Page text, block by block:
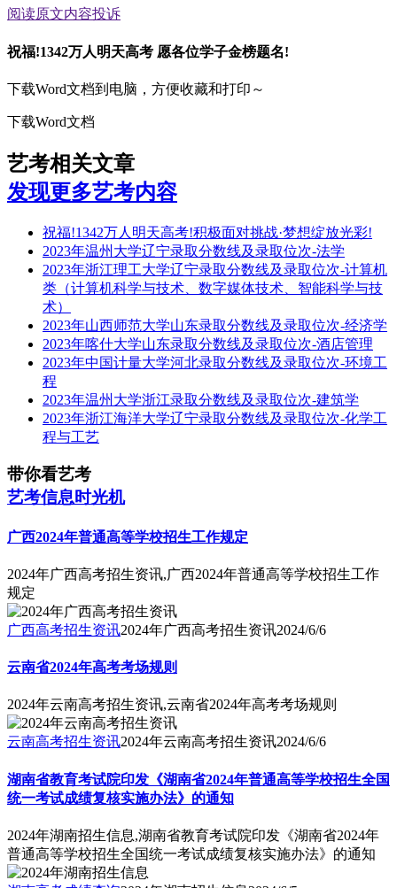
阅读原文内容投诉
祝福!1342万人明天高考 愿各位学子金榜题名!
下载Word文档到电脑，方便收藏和打印～
下载Word文档
艺考相关文章
发现更多艺考内容
祝福!1342万人明天高考!积极面对挑战·梦想绽放光彩!
2023年温州大学辽宁录取分数线及录取位次-法学
2023年浙江理工大学辽宁录取分数线及录取位次-计算机
类（计算机科学与技术、数字媒体技术、智能科学与技
术）
2023年山西师范大学山东录取分数线及录取位次-经济学
2023年喀什大学山东录取分数线及录取位次-酒店管理
2023年中国计量大学河北录取分数线及录取位次-环境工
程
2023年温州大学浙江录取分数线及录取位次-建筑学
2023年浙江海洋大学辽宁录取分数线及录取位次-化学工
程与工艺
带你看艺考
艺考信息时光机
广西2024年普通高等学校招生工作规定
2024年广西高考招生资讯,广西2024年普通高等学校招生工作
规定
广西高考招生资讯2024年广西高考招生资讯2024/6/6
云南省2024年高考考场规则
2024年云南高考招生资讯,云南省2024年高考考场规则
云南高考招生资讯2024年云南高考招生资讯2024/6/6
湖南省教育考试院印发《湖南省2024年普通高等学校招生全国
统一考试成绩复核实施办法》的通知
2024年湖南招生信息,湖南省教育考试院印发《湖南省2024年
普通高等学校招生全国统一考试成绩复核实施办法》的通知